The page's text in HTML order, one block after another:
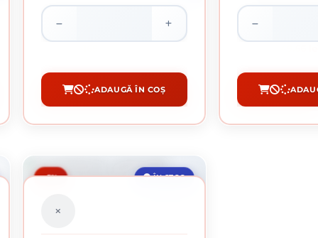
HAMMERITE LOVITURA CIOCAN AURIU 2.5L
CUMPĂRĂ
ADAUGĂ ÎN COȘ
HAMMERITE
ÎN STOC
-5%